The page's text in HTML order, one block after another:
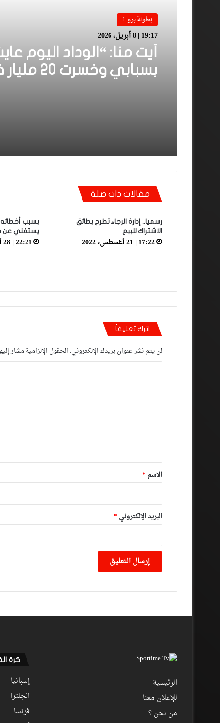
بطولة برو 1
19:17 | 8 أبريل، 2026
أيت منا: “الوداد اليوم
بسبابي
مقالات ذات صلة
رسميا.. إدارة الرجاء تطرح بطائق
الاشتراك للبيع
17:22 | 21 أغسطس، 2022
بسبب أخطائه
يستغني عن
22:21 | 28 أغسطس، 2022
اترك تعليقاً
لن يتم نشر عنوان بريدك الإلكتروني.الحقول الإلزامية مشار
*
الاسم *
البريد الإلكتروني *
الرئيسية
للإعلان معنا
من نحن ؟
كرة
إسبانيا
انجلترا
فرنسا